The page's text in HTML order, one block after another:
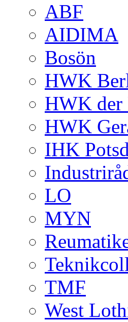
ABF
AIDIMA
Bosön
HWK
HWK der
HWK
IHK
LO
MYN
TMF
West